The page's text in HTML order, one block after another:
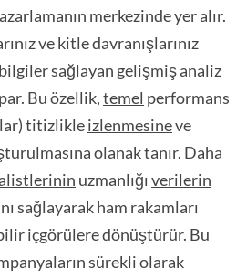
merkezinde yer alır.
ve kitle davranışlarınız
sağlayan gelişmiş analiz
Bu özellik,temel performans
titizlikleizlenmesineve
olanak tanır. Daha
uzmanlığı verilerin
sağlayarak ham rakamları
içgörülere dönüştürür. Bu
sürekli olarak